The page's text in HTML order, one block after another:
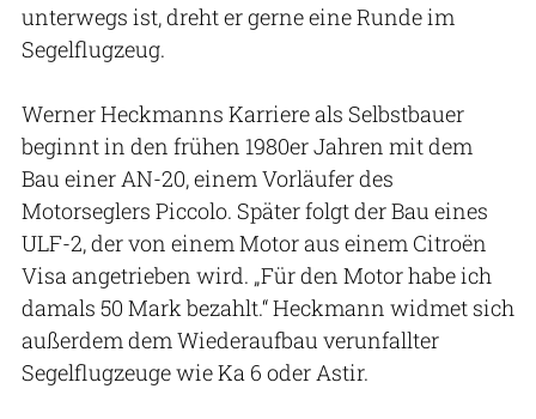
unterwegs ist, dreht er gerne eine Runde im
Segelflugzeug.
Werner Heckmanns Karriere als Selbstbauer
beginnt in den frühen 1980er Jahren mit dem
Bau einer AN-20, einem Vorläufer des
Motorseglers Piccolo. Später folgt der Bau eines
ULF-2, der von einem Motor aus einem Citroën
Visa angetrieben wird. „Für den Motor habe ich
damals 50 Mark bezahlt.“ Heckmann widmet sich
außerdem dem Wiederaufbau verunfallter
Segelflugzeuge wie Ka 6 oder Astir.